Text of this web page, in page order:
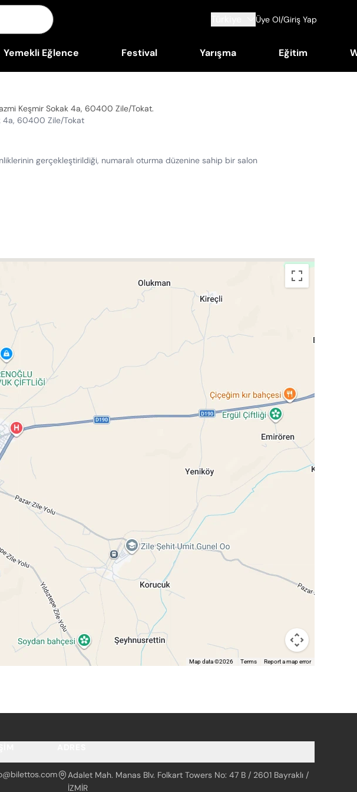
Üye Ol/Giriş Yap
Yemekli Eğlence Festival Yarışma Eğitim
Keşmir Sokak 4a, 60400 Zile/Tokat.
4a, 60400 Zile/Tokat
gerçekleştirildiği, numaralı oturma düzenine sahip bir salon
Map data ©2026 Terms Report a map error
Adalet Mah. Manas Blv. Folkart Towers No: 47 B / 2601 Bayraklı /
İZMİR